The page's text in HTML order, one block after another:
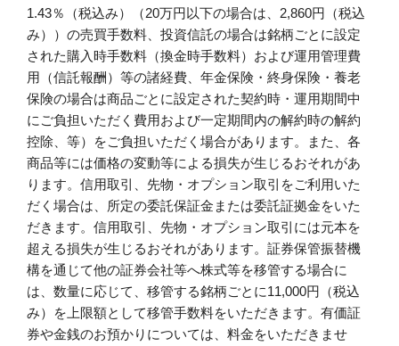
1.43％（税込み）（20万円以下の場合は、2,860円（税込
み））の売買手数料、投資信託の場合は銘柄ごとに設定
された購入時手数料（換金時手数料）および運用管理費
用（信託報酬）等の諸経費、年金保険・終身保険・養老
保険の場合は商品ごとに設定された契約時・運用期間中
にご負担いただく費用および一定期間内の解約時の解約
控除、等）をご負担いただく場合があります。また、各
商品等には価格の変動等による損失が生じるおそれがあ
ります。信用取引、先物・オプション取引をご利用いた
だく場合は、所定の委託保証金または委託証拠金をいた
だきます。信用取引、先物・オプション取引には元本を
超える損失が生じるおそれがあります。証券保管振替機
構を通じて他の証券会社等へ株式等を移管する場合に
は、数量に応じて、移管する銘柄ごとに11,000円（税込
み）を上限額として移管手数料をいただきます。有価証
券や金銭のお預かりについては、料金をいただきませ